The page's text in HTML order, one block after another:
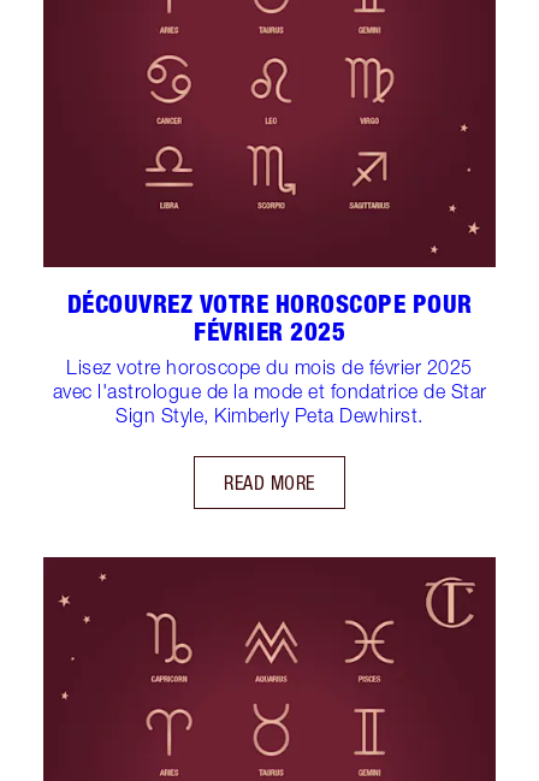
DÉCOUVREZ VOTRE HOROSCOPE POUR
FÉVRIER 2025
Lisez votre horoscope du mois de février 2025
avec l'astrologue de la mode et fondatrice de Star
Sign Style, Kimberly Peta Dewhirst.
READ MORE